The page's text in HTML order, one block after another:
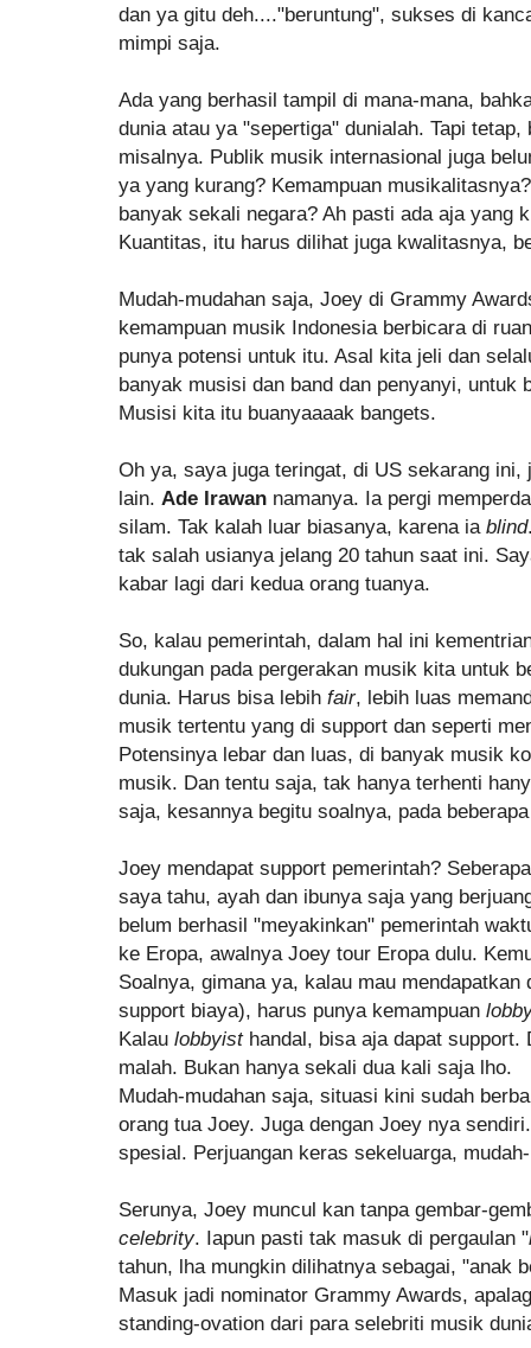
dan ya gitu deh...."beruntung", sukses di
mimpi saja.
Ada yang berhasil tampil di mana-mana,
dunia atau ya "sepertiga" dunialah. Tapi
misalnya. Publik musik internasional juga
ya yang kurang? Kemampuan
banyak sekali negara? Ah pasti ada aja yang
Kuantitas, itu harus dilihat juga kwalitasnya,
Mudah-mudahan saja, Joey di Grammy
kemampuan musik Indonesia berbicara di
punya potensi untuk itu. Asal kita jeli dan
banyak musisi dan band dan penyanyi, untuk
Musisi kita itu buanyaaaak bangets.
Oh ya, saya juga teringat, di US sekarang
lain. Ade Irawan namanya. Ia pergi
silam. Tak kalah luar biasanya, karena ia blind
tak salah usianya jelang 20 tahun saat ini.
kabar lagi dari kedua orang tuanya.
So, kalau pemerintah, dalam hal ini
dukungan pada pergerakan musik kita untuk
dunia. Harus bisa lebih fair, lebih luas
musik tertentu yang di support dan seperti
Potensinya lebar dan luas, di banyak musik
musik. Dan tentu saja, tak hanya terhenti
saja, kesannya begitu soalnya, pada
Joey mendapat support pemerintah?
saya tahu, ayah dan ibunya saja yang
belum berhasil "meyakinkan" pemerintah
ke Eropa, awalnya Joey tour Eropa dulu.
Soalnya, gimana ya, kalau mau mendapatkan
support biaya), harus punya kemampuan
Kalau lobbyisthandal, bisa aja dapat support.
malah. Bukan hanya sekali dua kali saja lho.
Mudah-mudahan saja, situasi kini sudah
orang tua Joey. Juga dengan Joey nya
spesial. Perjuangan keras sekeluarga,
Serunya, Joey muncul kan tanpa gembar-
celebrity. Iapun pasti tak masuk di pergaulan "
tahun, lha mungkin dilihatnya sebagai, "anak
Masuk jadi nominator Grammy Awards,
standing-ovation dari para selebriti musik